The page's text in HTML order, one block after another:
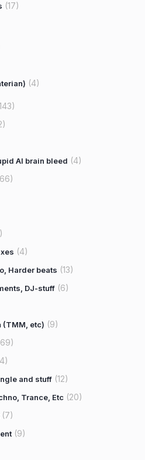
(17)
(4)
AI brain bleed (4)
(4)
Harder beats (13)
DJ-stuff (6)
(TMM, etc) (9)
and stuff (12)
Trance, Etc (20)
(7)
(9)